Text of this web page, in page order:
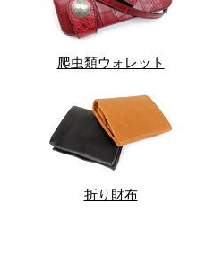
爬虫類ウォレット
折り財布